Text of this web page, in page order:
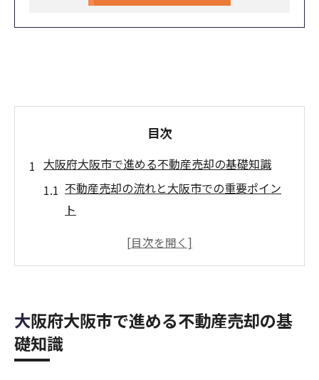
目次
大阪府大阪市で進める不動産売却の基礎知識
不動産売却の流れと大阪市での重要ポイン
ト
大阪で不動産売却を始める前の基礎準備と
ツ
大阪府大阪市で進める不動産売却の基
礎知識